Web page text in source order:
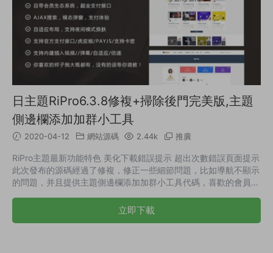
日主題RiPro6.3.8修複+掃除後門完美版,主題
側邊欄添加加群小工具
2020-04-12 網站源碼 2.44k 推廣
RiPro主題最新功能特色 美化下載錯誤提示 超出次數錯誤頁面提示
此次發布的源碼經過了修複，修正一些細節問題，比如導航不顯示
的問題，并且提供主題側邊欄添加加群小工具代碼，喜歡的會員們
報錯問題不跳轉回用戶中心頁面 修複個人中心充值成功後無法自
動刷新頁面問題 修複在wp後台發布文章時時間戳差8個小時問題
立即下載